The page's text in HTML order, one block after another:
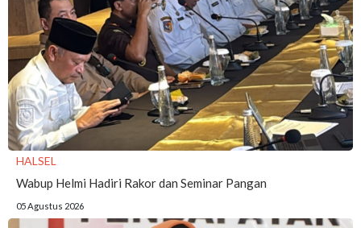
HALSEL
Wabup Helmi Hadiri Rakor dan Seminar Pangan
05 Agustus 2026